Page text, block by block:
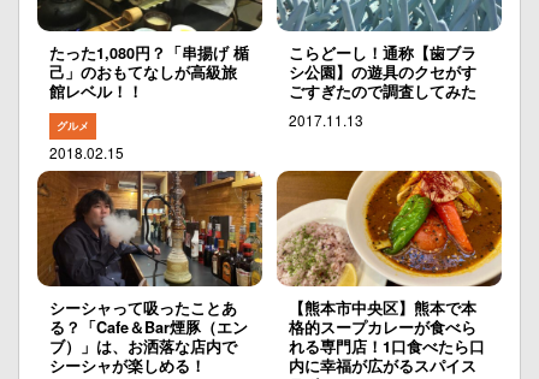
たった1,080円？「串揚げ 楯
己」のおもてなしが高級旅
館レベル！！
グルメ
2018.02.15
こらどーし！通称【歯ブラ
シ公園】の遊具のクセがす
ごすぎたので調査してみた
2017.11.13
シーシャって吸ったことあ
る？「Cafe＆Bar煙豚（エン
ブ）」は、お洒落な店内で
シーシャが楽しめる！
【熊本市中央区】熊本で本
格的スープカレーが食べら
れる専門店！1口食べたら口
内に幸福が広がるスパイス